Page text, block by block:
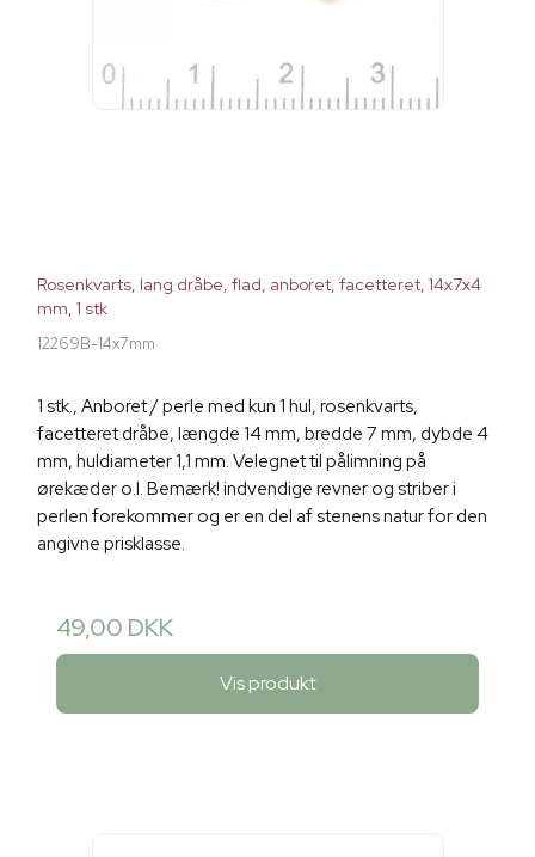
Rosenkvarts, lang dråbe, flad, anboret, facetteret, 14x7x4
mm, 1 stk
12269B-14x7mm
1 stk., Anboret / perle med kun 1 hul, rosenkvarts,
facetteret dråbe, længde 14 mm, bredde 7 mm, dybde 4
mm, huldiameter 1,1 mm. Velegnet til pålimning på
ørekæder o.l. Bemærk! indvendige revner og striber i
perlen forekommer og er en del af stenens natur for den
angivne prisklasse.
49,00 DKK
Vis produkt